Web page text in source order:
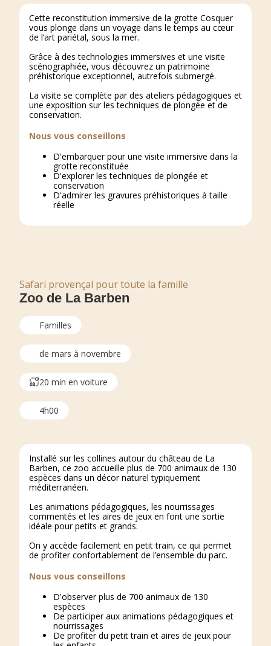
Cette reconstitution immersive de la grotte Cosquer
vous plonge dans un voyage dans le temps au cœur
de l’art pariétal, sous la mer.
Grâce à des technologies immersives et une visite
scénographiée, vous découvrez un patrimoine
préhistorique exceptionnel, autrefois submergé.
La visite se complète par des ateliers pédagogiques et
une exposition sur les techniques de plongée et de
conservation.
Nous vous conseillons
D'embarquer pour une visite immersive dans la
grotte reconstituée
D'explorer les techniques de plongée et
conservation
D'admirer les gravures préhistoriques à taille
réelle
Safari provençal pour toute la famille
Zoo de La Barben
Familles
de mars à novembre
20 min en voiture
4h00
Installé sur les collines autour du château de La
Barben, ce zoo accueille plus de 700 animaux de 130
espèces dans un décor naturel typiquement
méditerranéen.
Les animations pédagogiques, les nourrissages
commentés et les aires de jeux en font une sortie
idéale pour petits et grands.
On y accède facilement en petit train, ce qui permet
de profiter confortablement de l’ensemble du parc.
Nous vous conseillons
D'observer plus de 700 animaux de 130
espèces
De participer aux animations pédagogiques et
nourrissages
De profiter du petit train et aires de jeux pour